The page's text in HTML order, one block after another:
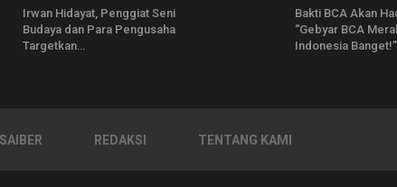
Irwan Hidayat, Penggiat Seni
Budaya dan Para Pengusaha
Targetkan…
Bakti BCA Akan
“Gebyar BCA
Indonesia
REDAKSI TENTANG KAMI